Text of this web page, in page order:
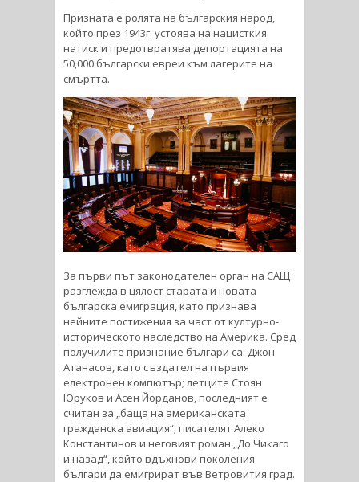
Призната е ролята на българския народ,
който през 1943г. устоява на нацисткия
натиск и предотвратява депортацията на
50,000 български евреи към лагерите на
смъртта.
За първи път законодателен орган на САЩ
разглежда в цялост старата и новата
българска емиграция, като признава
нейните постижения за част от културно-
историческото наследство на Америка. Сред
получилите признание българи са: Джон
Атанасов, като създател на първия
електронен компютър; летците Стоян
Юруков и Асен Йорданов, последният е
считан за „баща на американската
гражданска авиация“; писателят Алеко
Константинов и неговият роман „До Чикаго
и назад“, който вдъхнови поколения
българи да емигрират във Ветровития град.